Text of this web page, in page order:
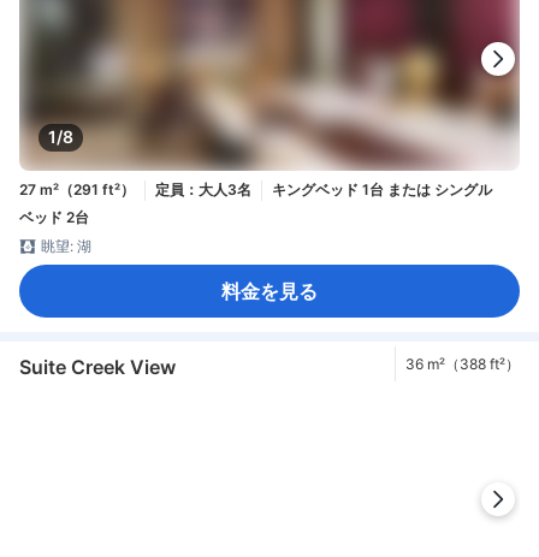
1/8
27 m²（291 ft²） 定員：大人3名
キングベッド 1台 または シングル
ベッド 2台
眺望: 湖
料金を見る
Suite Creek View 36 m²（388 ft²）